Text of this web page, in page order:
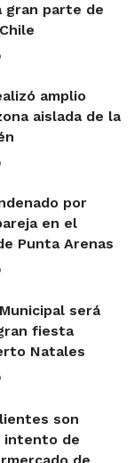
gran parte de
amplio
aislada de la
por
en el
Punta Arenas
será
fiesta
Natales
son
intento de